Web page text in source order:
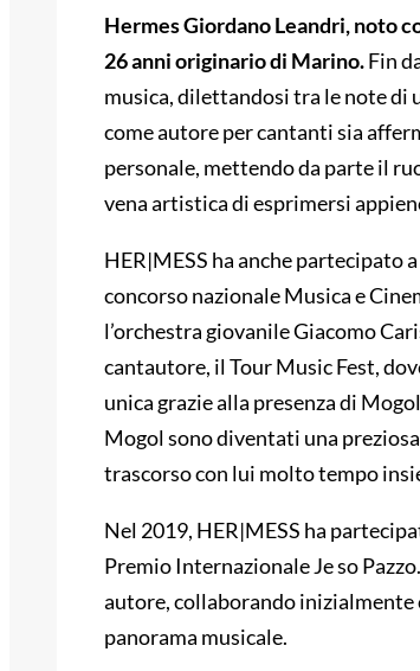
Hermes Giordano Leandri, noto
26 anni originario di Marino.Fin
musica, dilettandosi tra le note di
come autore per cantanti sia
personale, mettendo da parte il
vena artistica di esprimersi
HER|MESS ha anche partecipato
concorso nazionale Musica e
l’orchestra giovanile Giacomo
cantautore, il Tour Music Fest,
unica grazie alla presenza di
Mogol sono diventati una
trascorso con lui molto tempo
Nel 2019, HER|MESS ha
Premio Internazionale Je so
autore, collaborando inizialmente
panorama musicale.